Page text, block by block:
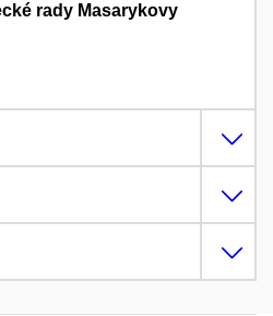
rady Masarykovy